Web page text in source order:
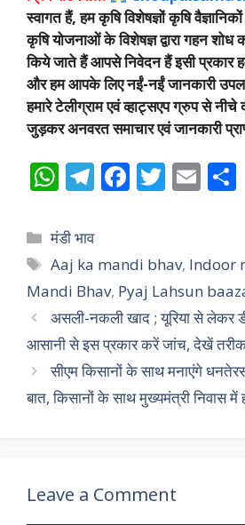
स्वागत हैं, हम कृषि विशेषज्ञों कृषि
कृषि योजनाओं के विशेषज्ञ द्वारा गहन
किये जाते हैं आपसे निवेदन हैं इसी प्रकार
और हम आपके लिए नईं-नईं जानकारी
हमारे टेलीग्राम एवं व्हाट्सएप ग्रुप से
जुड़कर अनवरत समाचार एवं जानकारी
W
at
s
A
p
p
T
e
gr
a
m
F
b
o
o
k
T
er
E
l
Categories
मंडी भाव
Tags
Aaj ka mandi bhav, Indoor
Mandi Bhav, Pyaj Lahsun
असली-नकली खाद ; यूरिया से लेकर
आसानी से इस प्रकार करें जांच, देखें
सीएम किसानों के साथ मनाएंगे
बात, किसानों के साथ मुख्यमंत्री निवास में
Leave a Comment